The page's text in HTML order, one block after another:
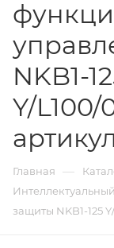
NKB1-
Y/L100/
Главная —
защиты NKB1-125